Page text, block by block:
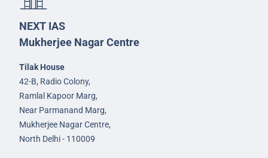
NEXT IAS
Mukherjee Nagar Centre
Tilak House
42-B, Radio Colony,
Ramlal Kapoor Marg,
Near Parmanand Marg,
Mukherjee Nagar Centre,
North Delhi - 110009